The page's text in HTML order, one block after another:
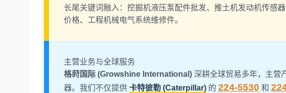
长尾关键词融入：挖掘机液压泵配件批发、推土机发动机传感
价格、工程机械电气系统维修件。
主营业务与全球服务
格莳国际 (Growshine International) 深耕全球贸易多年，主营
器。我们不仅提供 卡特彼勒 (Caterpillar) 的 224-5530 和